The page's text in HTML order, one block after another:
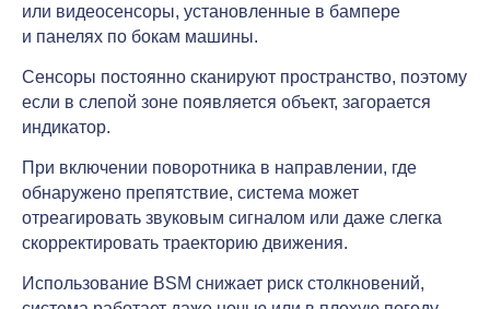
или видеосенсоры, установленные в бампере
и панелях по бокам машины.
Сенсоры постоянно сканируют пространство, поэтому
если в слепой зоне появляется объект, загорается
индикатор.
При включении поворотника в направлении, где
обнаружено препятствие, система может
отреагировать звуковым сигналом или даже слегка
скорректировать траекторию движения.
Использование BSM снижает риск столкновений,